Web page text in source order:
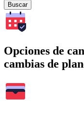
Buscar
Opciones de
cambias de